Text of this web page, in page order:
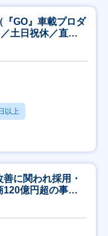
『GO』車載プロダ
土日祝休／直行
以上
に関われ採用・
120億円超の事業